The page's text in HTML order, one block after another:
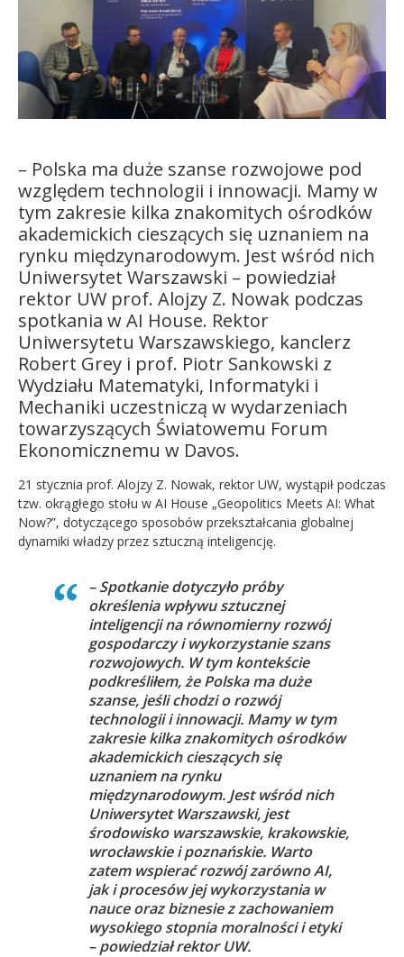
Kandydat
Absolwent
– Polska ma duże szanse rozwojowe pod
względem technologii i innowacji. Mamy w
tym zakresie kilka znakomitych ośrodków
akademickich cieszących się uznaniem na
rynku międzynarodowym. Jest wśród nich
Uniwersytet Warszawski – powiedział
rektor UW prof. Alojzy Z. Nowak podczas
spotkania w AI House. Rektor
Uniwersytetu Warszawskiego, kanclerz
Robert Grey i prof. Piotr Sankowski z
Wydziału Matematyki, Informatyki i
Mechaniki uczestniczą w wydarzeniach
towarzyszących Światowemu Forum
Ekonomicznemu w Davos.
21 stycznia prof. Alojzy Z. Nowak, rektor UW, wystąpił podczas
tzw. okrągłego stołu w AI House „Geopolitics Meets AI: What
Now?”, dotyczącego sposobów przekształcania globalnej
dynamiki władzy przez sztuczną inteligencję.
– Spotkanie dotyczyło próby
określenia wpływu sztucznej
inteligencji na równomierny rozwój
gospodarczy i wykorzystanie szans
rozwojowych. W tym kontekście
podkreśliłem, że Polska ma duże
szanse, jeśli chodzi o rozwój
technologii i innowacji. Mamy w tym
zakresie kilka znakomitych ośrodków
akademickich cieszących się
uznaniem na rynku
międzynarodowym. Jest wśród nich
Uniwersytet Warszawski, jest
środowisko warszawskie, krakowskie,
wrocławskie i poznańskie. Warto
zatem wspierać rozwój zarówno AI,
jak i procesów jej wykorzystania w
nauce oraz biznesie z zachowaniem
wysokiego stopnia moralności i etyki
– powiedział rektor UW.